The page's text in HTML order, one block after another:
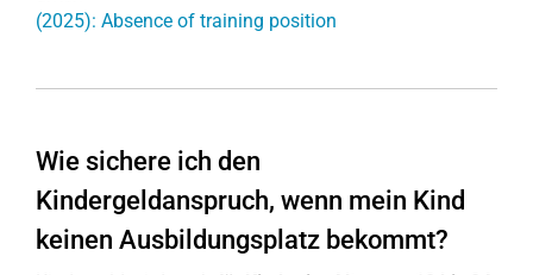
(2025): Absence of training position
Wie sichere ich den
Kindergeldanspruch, wenn mein Kind
keinen Ausbildungsplatz bekommt?